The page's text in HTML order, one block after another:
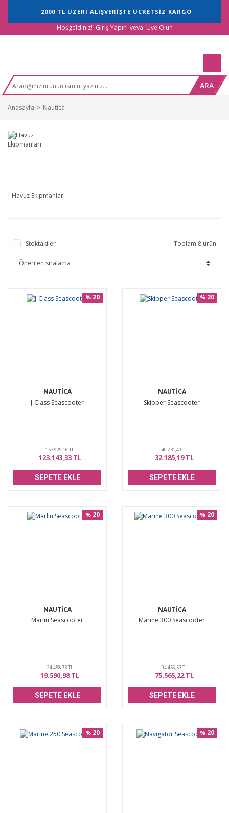
2000 TL ÜZERİ ALIŞVERİŞTE ÜCRETSİZ KARGO
Hoşgeldiniz! Giriş Yapın veya Üye Olun
ARA
Anasayfa Nautica
Havuz Ekipmanları
Stoktakiler Toplam 8 ürün
NAUTICA
J-Class Seascooter
% 20
153.929,16 TL
123.143,33 TL
SEPETE EKLE
NAUTICA
Skipper Seascooter
% 20
40.231,49 TL
32.185,19 TL
SEPETE EKLE
NAUTICA
Marlin Seascooter
% 20
24.488,73 TL
19.590,98 TL
SEPETE EKLE
NAUTICA
Marine 300 Seascooter
% 20
94.456,53 TL
75.565,22 TL
SEPETE EKLE
% 20 % 20